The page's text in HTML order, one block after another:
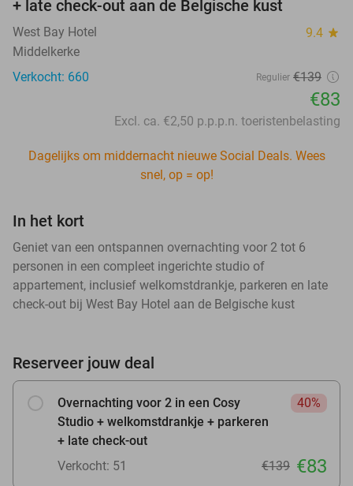
+ late check-out aan de Belgische kust
West Bay Hotel 9.4 star
Middelkerke
Verkocht: 660
Regulier €139
€83
Excl. ca. €2,50 p.p.p.n. toeristenbelasting
Dagelijks om middernacht nieuwe Social Deals. Wees
snel, op = op!
In het kort
Geniet van een ontspannen overnachting voor 2 tot 6
personen in een compleet ingerichte studio of
appartement, inclusief welkomstdrankje, parkeren en late
check-out bij West Bay Hotel aan de Belgische kust
Reserveer jouw deal
Overnachting voor 2 in een Cosy
Studio + welkomstdrankje + parkeren
+ late check-out
40%
Verkocht: 51 €139 €83